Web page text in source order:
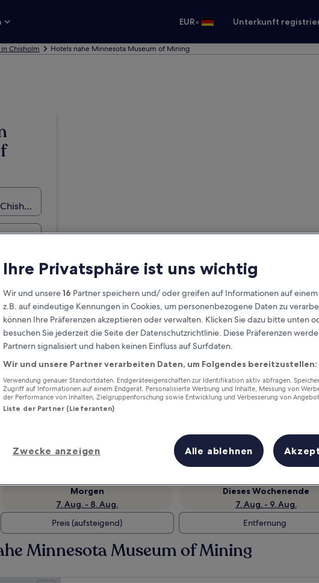
EUR• Unterkunft
Chisholm Hotels nahe Minnesota Museum of Mining
Verdiene Prämien für jede
Morgen
7. Aug. - 8. Aug.
Dieses Wochenende
7. Aug. - 9. Aug.
Preis (aufsteigend) Entfernung
Minnesota Museum of Mining
Ihre Privatsphäre ist uns wichtig
Wir und unsere16 Partner speichern und/ oder greifen auf Informationen auf einem
z.B. auf eindeutige Kennungen in Cookies, um personenbezogene Daten zu
können Ihre Präferenzen akzeptieren oder verwalten. Klicken Sie dazu bitte unten
besuchen Sie jederzeit die Seite der Datenschutzrichtlinie. Diese Präferenzen
Partnern signalisiert und haben keinen Einfluss auf Surfdaten.
Wir und unsere Partner verarbeiten Daten, um Folgendes bereitzustellen:
Verwendung genauer Standortdaten. Endgeräteeigenschaften zur Identifikation aktiv abfragen.
Zugriff auf Informationen auf einem Endgerät. Personalisierte Werbung und Inhalte, Messung von
der Performance von Inhalten, Zielgruppenforschung sowie Entwicklung und Verbesserung von
Liste der Partner (Lieferanten)
Zwecke anzeigen Alle ablehnen